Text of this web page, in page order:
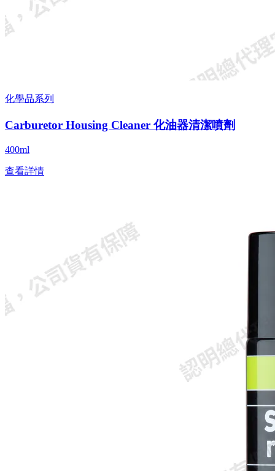
化學品系列
Carburetor Housing Cleaner 化油器清潔噴劑
400ml
查看詳情